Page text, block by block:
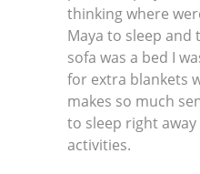
thinking where
Maya to sleep
sofa was a bed I
for extra blankets
makes so much
to sleep right
activities.